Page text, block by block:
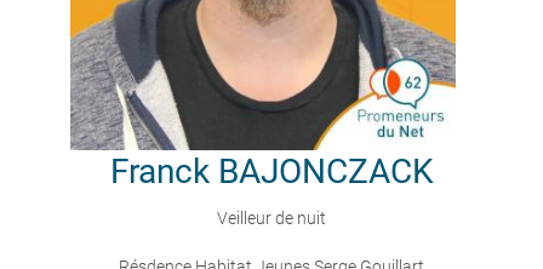
Franck BAJONCZACK
Veilleur de nuit